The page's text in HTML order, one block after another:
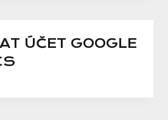
ÚČET GOOGLE